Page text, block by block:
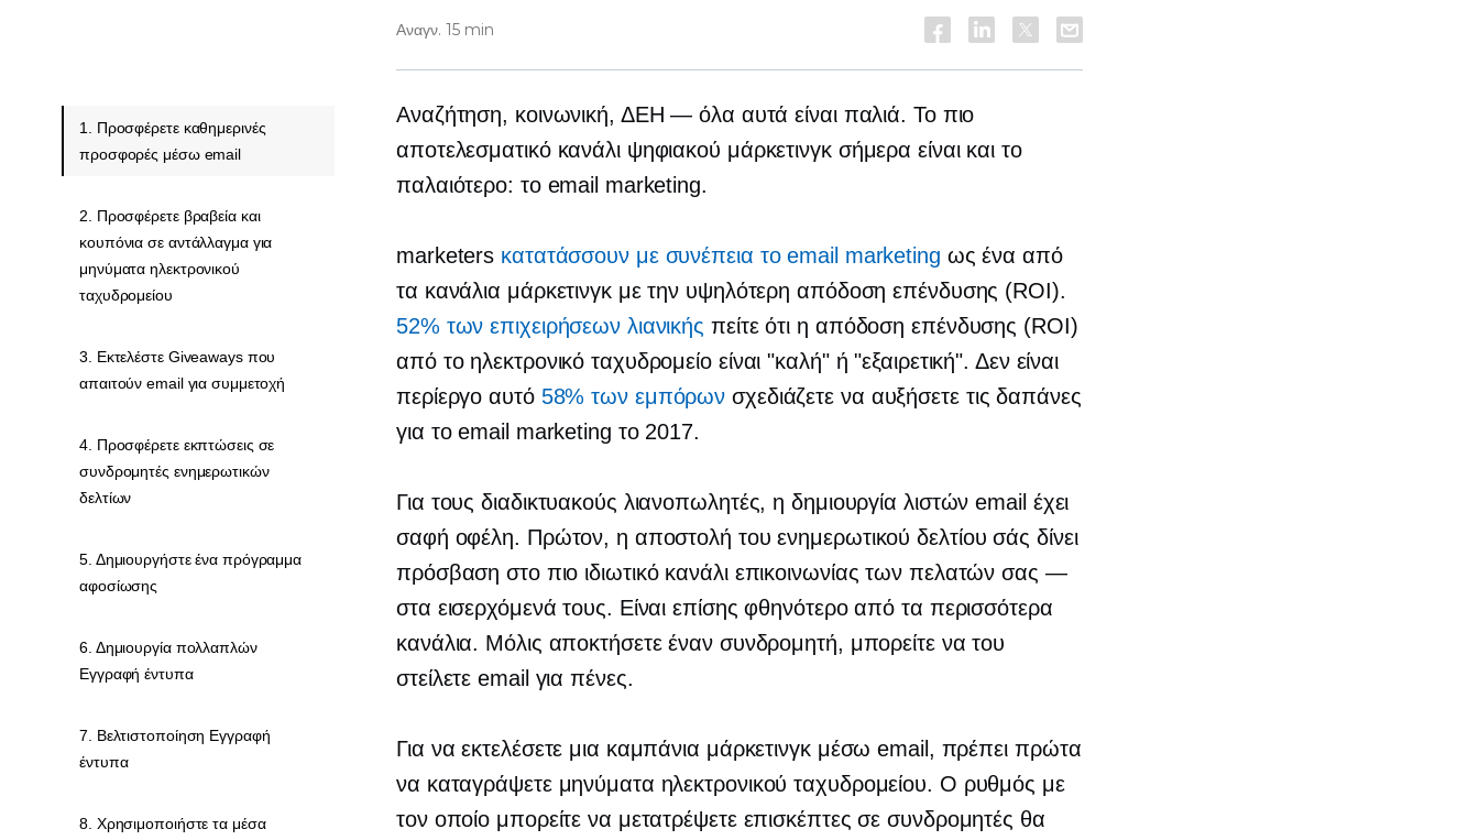
Αναγν. 15 min
Αναζήτηση, κοινωνική, ΔΕΗ — όλα αυτά είναι παλιά. Το πιο
αποτελεσματικό κανάλι ψηφιακού μάρκετινγκ σήμερα είναι και το
παλαιότερο: το email marketing.
marketers κατατάσσουν με συνέπεια το email marketing ως ένα από
τα κανάλια μάρκετινγκ με την υψηλότερη απόδοση επένδυσης (ROI).
52% των επιχειρήσεων λιανικής πείτε ότι η απόδοση επένδυσης (ROI)
από το ηλεκτρονικό ταχυδρομείο είναι "καλή" ή "εξαιρετική". Δεν είναι
περίεργο αυτό 58% των εμπόρων σχεδιάζετε να αυξήσετε τις δαπάνες
για το email marketing το 2017.
Για τους διαδικτυακούς λιανοπωλητές, η δημιουργία λιστών email έχει
σαφή οφέλη. Πρώτον, η αποστολή του ενημερωτικού δελτίου σάς δίνει
πρόσβαση στο πιο ιδιωτικό κανάλι επικοινωνίας των πελατών σας —
στα εισερχόμενά τους. Είναι επίσης φθηνότερο από τα περισσότερα
κανάλια. Μόλις αποκτήσετε έναν συνδρομητή, μπορείτε να του
στείλετε email για πένες.
Για να εκτελέσετε μια καμπάνια μάρκετινγκ μέσω email, πρέπει πρώτα
να καταγράψετε μηνύματα ηλεκτρονικού ταχυδρομείου. Ο ρυθμός με
τον οποίο μπορείτε να μετατρέψετε επισκέπτες σε συνδρομητές θα
1. Προσφέρετε καθημερινές
προσφορές μέσω email
2. Προσφέρετε βραβεία και
κουπόνια σε αντάλλαγμα για
μηνύματα ηλεκτρονικού
ταχυδρομείου
3. Εκτελέστε Giveaways που
απαιτούν email για συμμετοχή
4. Προσφέρετε εκπτώσεις σε
συνδρομητές ενημερωτικών
δελτίων
5. Δημιουργήστε ένα πρόγραμμα
αφοσίωσης
6. Δημιουργία πολλαπλών
Εγγραφή έντυπα
7. Βελτιστοποίηση Εγγραφή
έντυπα
8. Χρησιμοποιήστε τα μέσα